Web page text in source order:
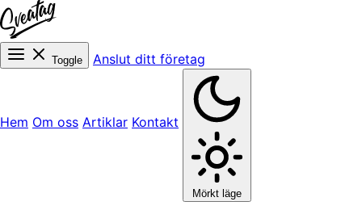
Toggle Anslut ditt företag
Hem Om oss Artiklar Kontakt
Mörkt läge